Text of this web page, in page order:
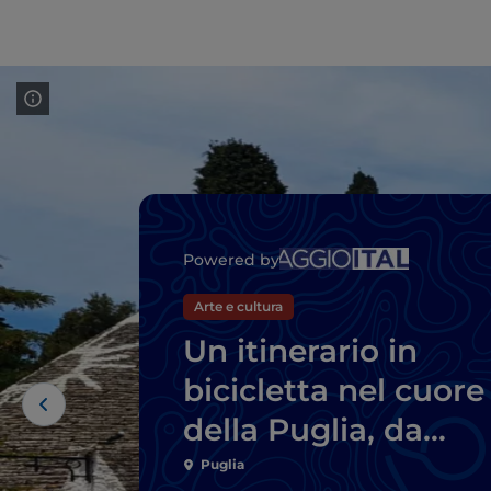
Powered by
Arte e cultura
Un itinerario in
bicicletta nel cuore
della Puglia, da
Ostuni a Alberobello
Puglia